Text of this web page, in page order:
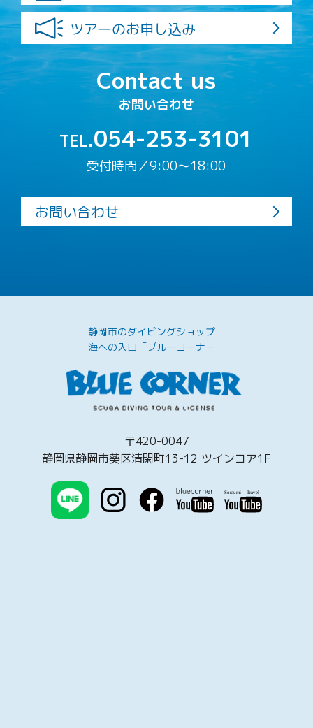
ツアーのお申し込み
Contact us
お問い合わせ
TEL.054-253-3101
受付時間／9:00〜18:00
お問い合わせ
静岡市のダイビングショップ
海への入口「ブルーコーナー」
〒420-0047
静岡県静岡市葵区清閑町13-12 ツインコア1F